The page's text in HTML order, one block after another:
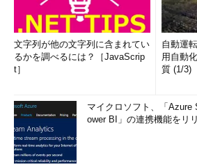
文字列が他の文字列に含まれてい
るかを調べるには？［JavaScrip
t］
自動運
用自動
質 (1/3)
マイクロソフト、「
ower BI」の連携機能をリ